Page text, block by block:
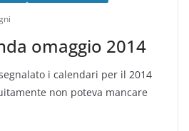
omaggio 2014
i calendari per il 2014
non poteva mancare